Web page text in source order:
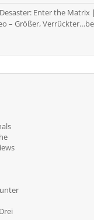
Enter the
– Größer,